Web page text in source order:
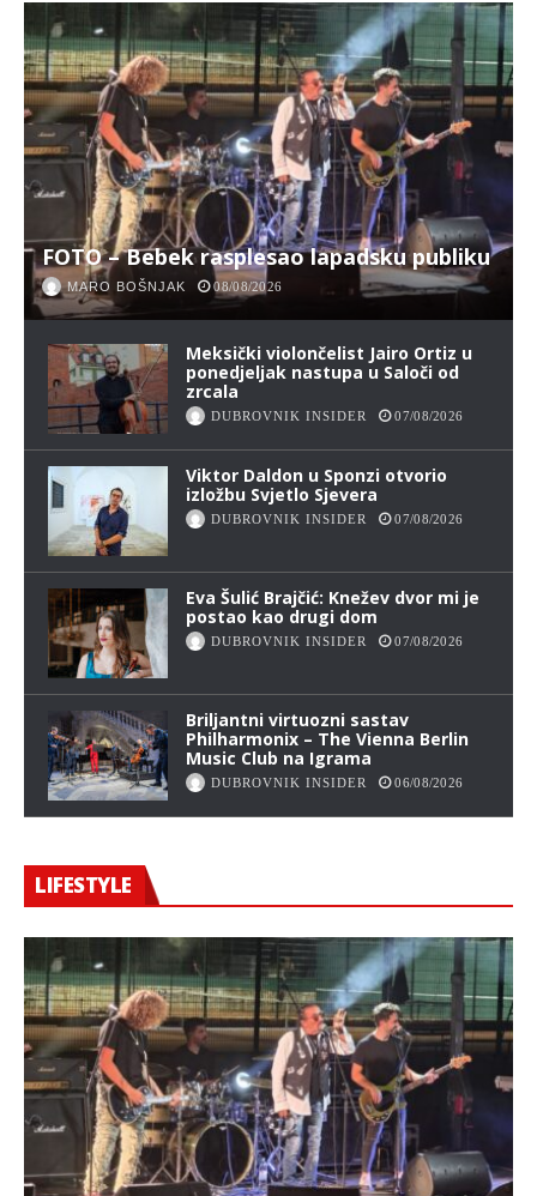
FOTO – Bebek rasplesao lapadsku publiku
MARO BOŠNJAK 08/08/2026
Meksički violončelist Jairo Ortiz u
ponedjeljak nastupa u Saloči od
zrcala
DUBROVNIK INSIDER 07/08/2026
Viktor Daldon u Sponzi otvorio
izložbu Svjetlo Sjevera
DUBROVNIK INSIDER 07/08/2026
Eva Šulić Brajčić: Knežev dvor mi je
postao kao drugi dom
DUBROVNIK INSIDER 07/08/2026
Briljantni virtuozni sastav
Philharmonix – The Vienna Berlin
Music Club na Igrama
DUBROVNIK INSIDER 06/08/2026
LIFESTYLE